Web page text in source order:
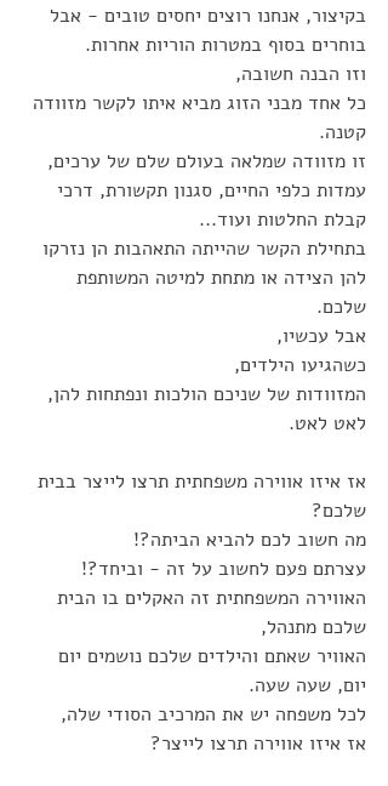
בקיצור, אנחנו רוצים יחסים טובים - אבל
בוחרים בסוף במטרות הוריות אחרות.
וזו הבנה חשובה,
כל אחד מבני הזוג מביא איתו לקשר מזוודה
קטנה.
זו מזוודה שמלאה בעולם שלם של ערכים,
עמדות כלפי החיים, סגנון תקשורת, דרכי
קבלת החלטות ועוד...
בתחילת הקשר שהייתה התאהבות הן נזרקו
להן הצידה או מתחת למיטה המשותפת
שלכם.
אבל עכשיו,
כשהגיעו הילדים,
המזוודות של שניכם הולכות ונפתחות להן,
לאט לאט.
אז איזו אווירה משפחתית תרצו לייצר בבית
שלכם?
מה חשוב לכם להביא הביתה?!
עצרתם פעם לחשוב על זה - וביחד?!
האווירה המשפחתית זה האקלים בו הבית
שלכם מתנהל,
האוויר שאתם והילדים שלכם נושמים יום
יום, שעה שעה.
לכל משפחה יש את המרכיב הסודי שלה,
אז איזו אווירה תרצו לייצר?